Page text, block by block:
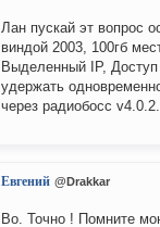
Лан пускай эт вопрос
виндой 2003, 100гб
Выделенный IP,
удержать
через радиобосс
Евгений @Drakkar
Во. Точно ! Помните